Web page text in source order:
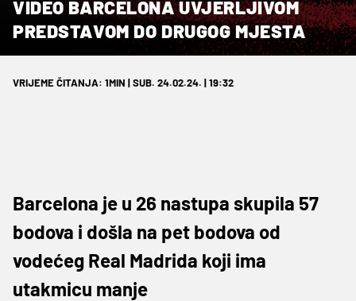
VIDEO BARCELONA UVJERLJIVOM
PREDSTAVOM DO DRUGOG MJESTA
VRIJEME ČITANJA: 1MIN | SUB. 24.02.24. | 19:32
Barcelona je u 26 nastupa skupila 57
bodova i došla na pet bodova od
vodećeg Real Madrida koji ima
utakmicu manje